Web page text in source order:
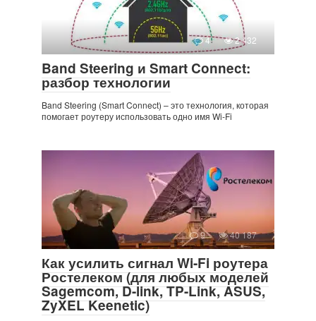
4 2 432
Band Steering и Smart Connect:
разбор технологии
Band Steering (Smart Connect) – это технология, которая
помогает роутеру использовать одно имя Wi-Fi
9 40 187
Как усилить сигнал Wi-Fi роутера
Ростелеком (для любых моделей
Sagemcom, D-link, TP-Link, ASUS,
ZyXEL Keenetic)